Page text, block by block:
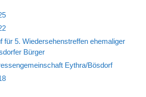
für 5. Wiedersehenstreffen ehemaliger
Bürger
Eythra/Bösdorf